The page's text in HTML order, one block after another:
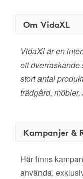
Om VidaXL
VidaXl är en
ett överraskande
stort antal
trädgård,
Kampanjer &
Här finns
använda,